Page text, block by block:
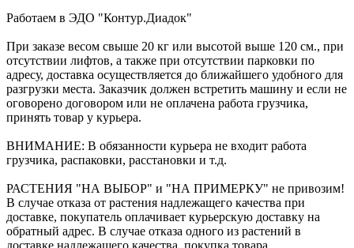
Работаем в ЭДО "Контур.Диадок"
При заказе весом свыше 20 кг или высотой выше 120 см., при
отсутствии лифтов, а также при отсутствии парковки по
адресу, доставка осуществляется до ближайшего удобного для
разгрузки места. Заказчик должен встретить машину и если не
оговорено договором или не оплачена работа грузчика,
принять товар у курьера.
ВНИМАНИЕ: В обязанности курьера не входит работа
грузчика, распаковки, расстановки и т.д.
РАСТЕНИЯ "НА ВЫБОР" и "НА ПРИМЕРКУ" не привозим!
В случае отказа от растения надлежащего качества при
доставке, покупатель оплачивает курьерскую доставку на
обратный адрес. В случае отказа одного из растений в
доставке надлежащего качества, покупка товара